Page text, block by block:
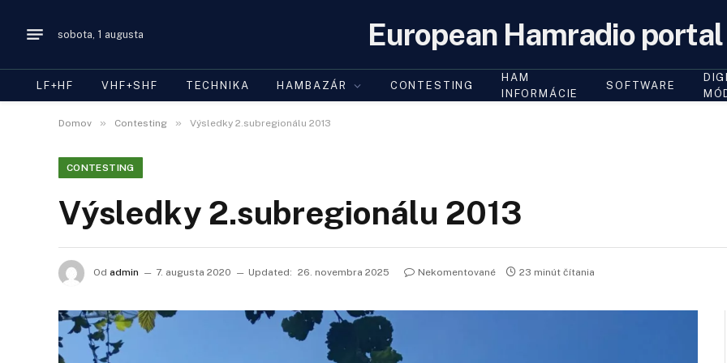
sobota, 1 augusta European Hamradio portal
LF+HF VHF+SHF TECHNIKA HAMBAZÁR CONTESTING
HAM
INFORMÁCIE
SOFTWARE
Domov » Contesting » Výsledky 2.subregionálu 2013
CONTESTING
Výsledky 2.subregionálu 2013
Od admin 7. augusta 2020 Updated: 26. novembra 2025 Nekomentované 23 minút čítania